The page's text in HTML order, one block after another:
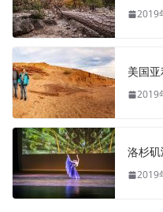
2019
美国
2019
洛杉
2019